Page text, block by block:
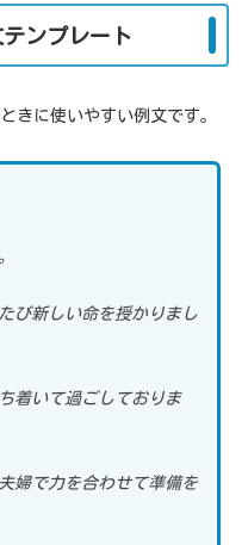
ンプレート
きに使いやすい例文です。
び新しい命を授かりまし
着いて過ごしておりま
婦で力を合わせて準備を